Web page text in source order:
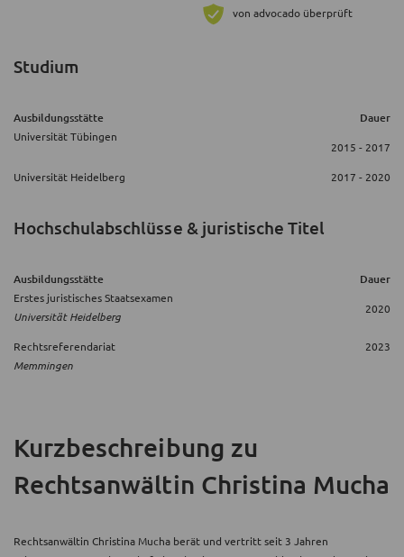
von advocado überprüft
Studium
Ausbildungsstätte Dauer
Universität Tübingen
2015 - 2017
Universität Heidelberg 2017 - 2020
Hochschulabschlüsse & juristische Titel
Ausbildungsstätte Dauer
Erstes juristisches Staatsexamen
Universität Heidelberg
2020
Rechtsreferendariat
Memmingen
2023
Kurzbeschreibung zu
Rechtsanwältin Christina Mucha
Rechtsanwältin Christina Mucha berät und vertritt seit 3 Jahren